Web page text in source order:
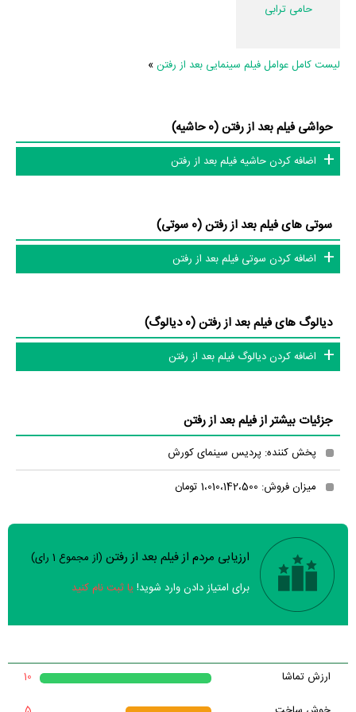
حامی ترابی
لیست کامل عوامل فیلم سینمایی بعد از رفتن»
حواشی فیلم بعد از رفتن (0 حاشیه)
اضافه کردن حاشیه فیلم بعد از رفتن
سوتی های فیلم بعد از رفتن (0 سوتی)
اضافه کردن سوتی فیلم بعد از رفتن
دیالوگ های فیلم بعد از رفتن (0 دیالوگ)
اضافه کردن دیالوگ فیلم بعد از رفتن
جزئیات بیشتر از فیلم بعد از رفتن
پخش کننده: پردیس سینمای کورش
میزان فروش: 1،010،142،500 تومان
سوالات نظرسنجی ( 8 سوال)
فیلم از لحاظ فنی و هنری باکیفیت ساخته شده است؟
خیر
ارزیابی مردم از فیلم بعد از رفتن (از مجموع 1 رای)
برای امتیاز دادن وارد شوید! یا ثبت نام کنید
ارزش تماشا
10